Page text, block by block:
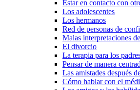
Estar en contacto con
Los adolescentes
Los hermanos
Red de personas de
Malas interpretaciones
El divorcio
La terapia para los
Pensar de manera
Las amistades después
Cómo hablar con el